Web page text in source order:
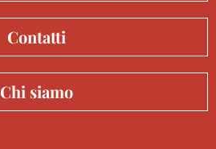
Contatti
Chi siamo